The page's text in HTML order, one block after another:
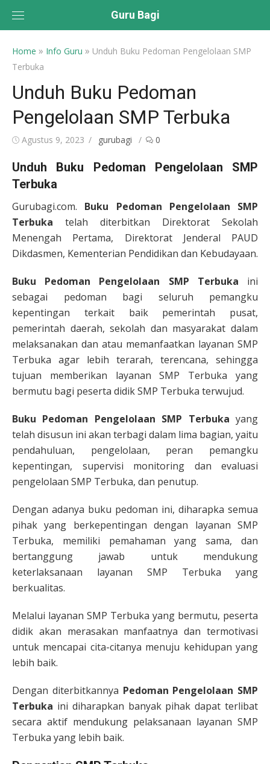
Guru Bagi
Home » Info Guru » Unduh Buku Pedoman Pengelolaan SMP
Terbuka
Unduh Buku Pedoman
Pengelolaan SMP Terbuka
Posted
Agustus 9, 2023 Author
gurubagi 0
Unduh Buku Pedoman Pengelolaan SMP
Terbuka
Gurubagi.com. Buku
Pedoman Pengelolaan SMP
Terbuka telah diterbitkan Direktorat Sekolah
Menengah Pertama, Direktorat Jenderal PAUD
Dikdasmen, Kementerian Pendidikan dan Kebudayaan.
Buku Pedoman Pengelolaan SMP Terbuka ini
sebagai pedoman bagi seluruh pemangku
kepentingan terkait baik pemerintah pusat,
pemerintah daerah, sekolah dan masyarakat dalam
melaksanakan dan atau memanfaatkan layanan SMP
Terbuka agar lebih terarah, terencana, sehingga
tujuan memberikan layanan SMP Terbuka yang
bermutu bagi peserta didik SMP Terbuka terwujud.
Buku Pedoman Pengelolaan SMP Terbuka yang
telah disusun ini akan terbagi dalam lima bagian, yaitu
pendahuluan, pengelolaan, peran pemangku
kepentingan, supervisi monitoring dan evaluasi
pengelolaan SMP Terbuka, dan penutup.
Dengan adanya buku pedoman ini, diharapka semua
pihak yang berkepentingan dengan layanan SMP
Terbuka, memiliki pemahaman yang sama, dan
bertanggung jawab untuk mendukung
keterlaksanaan layanan SMP Terbuka yang
berkualitas.
Melalui layanan SMP Terbuka yang bermutu, peserta
didik akan merasakan manfaatnya dan termotivasi
untuk mencapai cita-citanya menuju kehidupan yang
lebih baik.
Dengan diterbitkannya Pedoman Pengelolaan SMP
Terbuka ini diharapkan banyak pihak dapat terlibat
secara aktif mendukung pelaksanaan layanan SMP
Terbuka yang lebih baik.